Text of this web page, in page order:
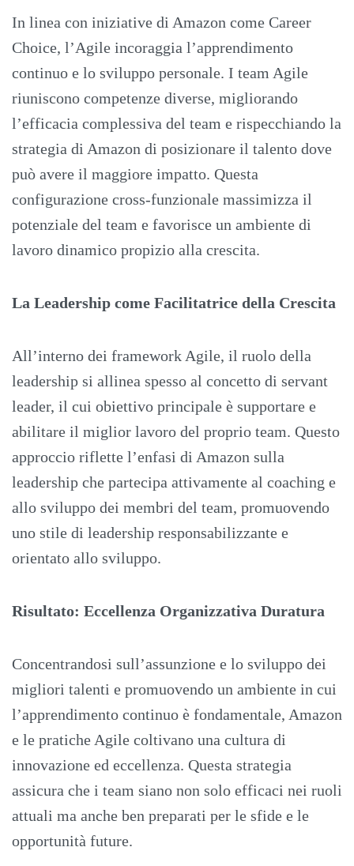
In linea con iniziative di Amazon come Career
Choice, l’Agile incoraggia l’apprendimento
continuo e lo sviluppo personale. I team Agile
riuniscono competenze diverse, migliorando
l’efficacia complessiva del team e rispecchiando la
strategia di Amazon di posizionare il talento dove
può avere il maggiore impatto. Questa
configurazione cross-funzionale massimizza il
potenziale del team e favorisce un ambiente di
lavoro dinamico propizio alla crescita.
La Leadership come Facilitatrice della Crescita
All’interno dei framework Agile, il ruolo della
leadership si allinea spesso al concetto di servant
leader, il cui obiettivo principale è supportare e
abilitare il miglior lavoro del proprio team. Questo
approccio riflette l’enfasi di Amazon sulla
leadership che partecipa attivamente al coaching e
allo sviluppo dei membri del team, promuovendo
uno stile di leadership responsabilizzante e
orientato allo sviluppo.
Risultato: Eccellenza Organizzativa Duratura
Concentrandosi sull’assunzione e lo sviluppo dei
migliori talenti e promuovendo un ambiente in cui
l’apprendimento continuo è fondamentale, Amazon
e le pratiche Agile coltivano una cultura di
innovazione ed eccellenza. Questa strategia
assicura che i team siano non solo efficaci nei ruoli
attuali ma anche ben preparati per le sfide e le
opportunità future.